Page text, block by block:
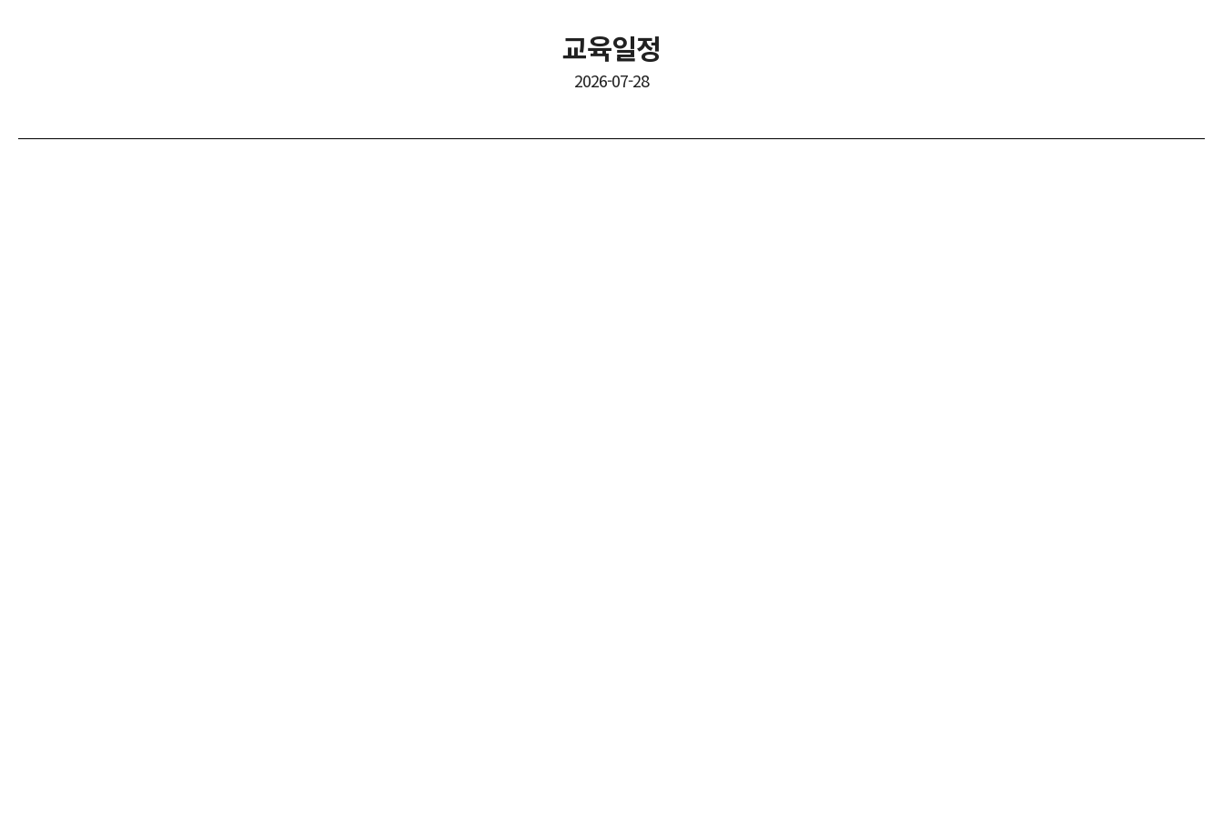
교육일정
2026-07-28